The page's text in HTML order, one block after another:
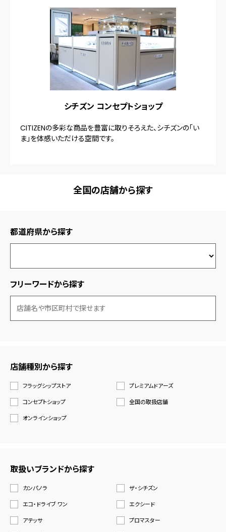
シチズン コンセプトショップ
CITIZENの多彩な商品を豊富に取りそろえた、シチズンの「い
ま」を体感いただける空間です。
全国の店舗から探す
都道府県から探す
フリーワードから探す
店舗種別から探す
フラッグシップストア
プレミアムドアーズ
コンセプトショップ
全国の取扱店舗
オンラインショップ
取扱いブランドから探す
カンパノラ
ザ・シチズン
エコ・ドライブ ワン
エクシード
アテッサ
プロマスター